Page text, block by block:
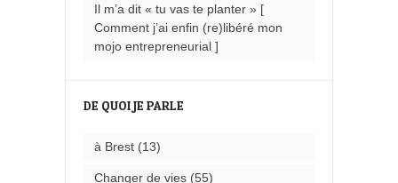
Il m’a dit « tu vas te planter » [
Comment j’ai enfin (re)libéré mon
mojo entrepreneurial ]
DE QUOI JE PARLE
à Brest(13)
Changer de vies(55)